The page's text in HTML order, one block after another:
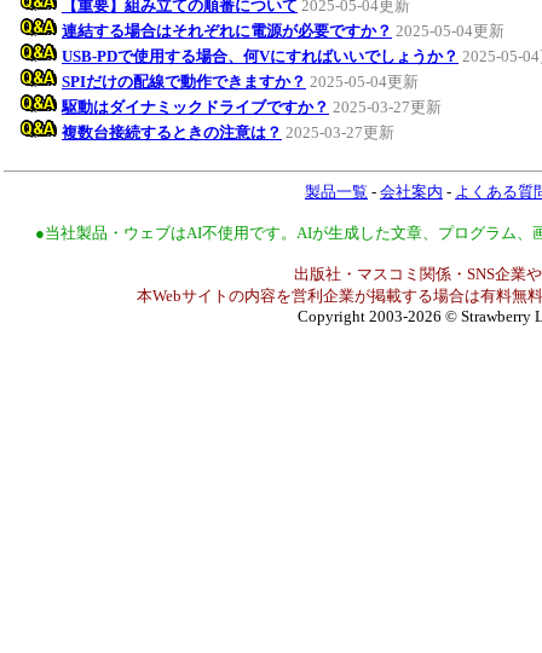
【重要】組み立ての順番について 2025-05-04更新
連結する場合はそれぞれに電源が必要ですか？ 2025-05-04更新
USB-PDで使用する場合、何Vにすればいいでしょうか？ 2025-05-
SPIだけの配線で動作できますか？ 2025-05-04更新
駆動はダイナミックドライブですか？ 2025-03-27更新
複数台接続するときの注意は？ 2025-03-27更新
製品一覧 - 会社案内 - よくある質
●当社製品・ウェブはAI不使用です。AIが生成した文章、プログラム
出版社・マスコミ関係・SNS企業
本Webサイトの内容を営利企業が掲載する場合は有料無
Copyright 2003-2026 © Strawberry